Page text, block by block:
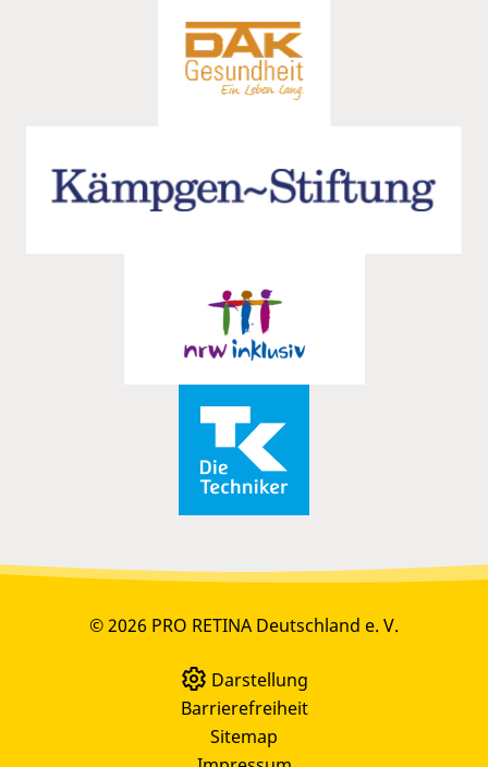
© 2026 PRO RETINA Deutschland e. V.
Darstellung
Barrierefreiheit
Sitemap